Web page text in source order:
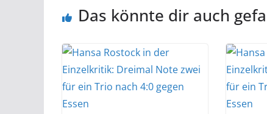
Das könnte dir auch